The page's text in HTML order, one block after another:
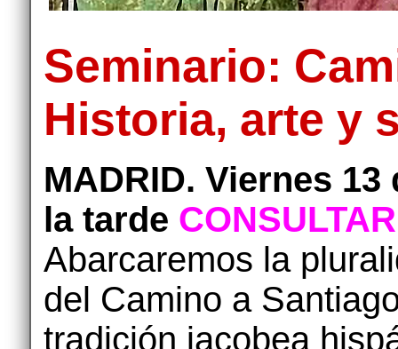
Seminario:
Historia, arte y
MADRID. Viernes
la tarde
Abarcaremos la
del Camino a
tradición jacobea